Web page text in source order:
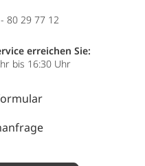
80 29 77 12
erreichen Sie:
bis 16:30 Uhr